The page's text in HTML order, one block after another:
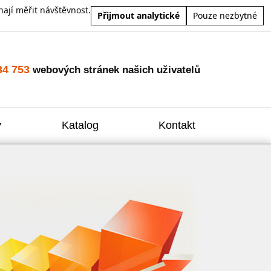
měřit návštěvnost.
Přijmout analytické Pouze nezbytné
753 webových stránek našich uživatelů
Katalog Kontakt